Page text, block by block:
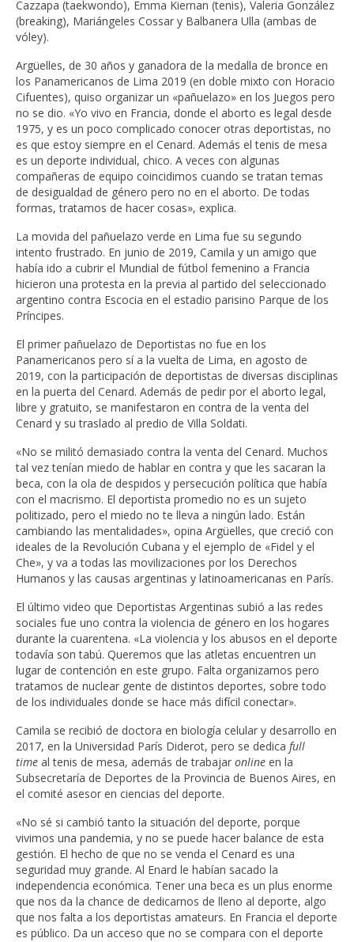
Cazzapa (taekwondo), Emma Kiernan (tenis), Valeria González
(breaking), Mariángeles Cossar y Balbanera Ulla (ambas de
vóley).
Argüelles, de 30 años y ganadora de la medalla de bronce en
los Panamericanos de Lima 2019 (en doble mixto con Horacio
Cifuentes), quiso organizar un «pañuelazo» en los Juegos pero
no se dio. «Yo vivo en Francia, donde el aborto es legal desde
1975, y es un poco complicado conocer otras deportistas, no
es que estoy siempre en el Cenard. Además el tenis de mesa
es un deporte individual, chico. A veces con algunas
compañeras de equipo coincidimos cuando se tratan temas
de desigualdad de género pero no en el aborto. De todas
formas, tratamos de hacer cosas», explica.
La movida del pañuelazo verde en Lima fue su segundo
intento frustrado. En junio de 2019, Camila y un amigo que
había ido a cubrir el Mundial de fútbol femenino a Francia
hicieron una protesta en la previa al partido del seleccionado
argentino contra Escocia en el estadio parisino Parque de los
Príncipes.
El primer pañuelazo de Deportistas no fue en los
Panamericanos pero sí a la vuelta de Lima, en agosto de
2019, con la participación de deportistas de diversas disciplinas
en la puerta del Cenard. Además de pedir por el aborto legal,
libre y gratuito, se manifestaron en contra de la venta del
Cenard y su traslado al predio de Villa Soldati.
«No se militó demasiado contra la venta del Cenard. Muchos
tal vez tenían miedo de hablar en contra y que les sacaran la
beca, con la ola de despidos y persecución política que había
con el macrismo. El deportista promedio no es un sujeto
politizado, pero el miedo no te lleva a ningún lado. Están
cambiando las mentalidades», opina Argüelles, que creció con
ideales de la Revolución Cubana y el ejemplo de «Fidel y el
Che», y va a todas las movilizaciones por los Derechos
Humanos y las causas argentinas y latinoamericanas en París.
El último video que Deportistas Argentinas subió a las redes
sociales fue uno contra la violencia de género en los hogares
durante la cuarentena. «La violencia y los abusos en el deporte
todavía son tabú. Queremos que las atletas encuentren un
lugar de contención en este grupo. Falta organizarnos pero
tratamos de nuclear gente de distintos deportes, sobre todo
de los individuales donde se hace más difícil conectar».
Camila se recibió de doctora en biología celular y desarrollo en
2017, en la Universidad París Diderot, pero se dedica full
time al tenis de mesa, además de trabajar online en la
Subsecretaría de Deportes de la Provincia de Buenos Aires, en
el comité asesor en ciencias del deporte.
«No sé si cambió tanto la situación del deporte, porque
vivimos una pandemia, y no se puede hacer balance de esta
gestión. El hecho de que no se venda el Cenard es una
seguridad muy grande. Al Enard le habían sacado la
independencia económica. Tener una beca es un plus enorme
que nos da la chance de dedicarnos de lleno al deporte, algo
que nos falta a los deportistas amateurs. En Francia el deporte
es público. Da un acceso que no se compara con el deporte